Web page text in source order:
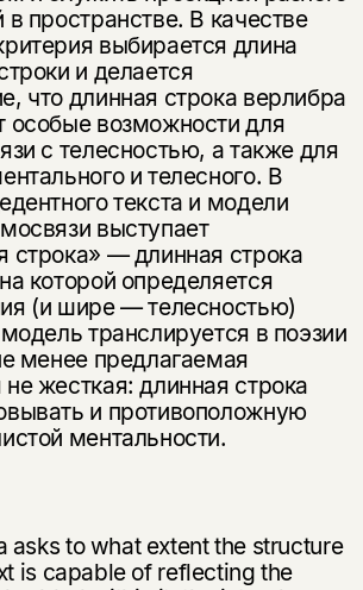
пространстве. В качестве
выбирается длина
и делается
что длинная строка верлибра
особые возможности для
с телесностью, а также для
и телесного. В
текста и модели
выступает
строка» — длинная строка
которой определяется
(и шире — телесностью)
транслируется в поэзии
менее предлагаемая
жесткая: длинная строка
и противоположную
ментальности.
asks to what extent the structure
is capable of reflecting the